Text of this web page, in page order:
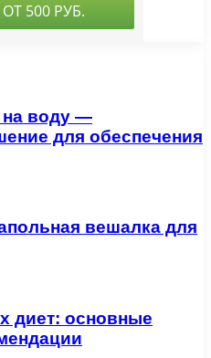
на воду —
для обеспечения
вешалка для
диет: основные